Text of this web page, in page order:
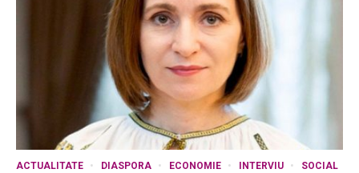
ACTUALITATE DIASPORA ECONOMIE INTERVIU SOCIAL